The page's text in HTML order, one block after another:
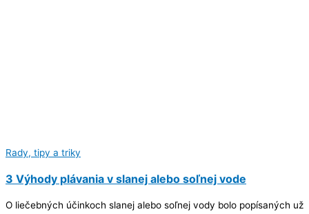
Rady, tipy a triky
3 Výhody plávania v slanej alebo soľnej vode
O liečebných účinkoch slanej alebo soľnej vody bolo popísaných už